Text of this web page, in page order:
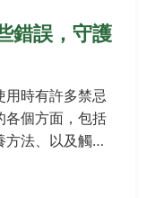
錯誤，守護
用時有許多禁忌
各個方面，包括
法、以及觸犯
問答環節，解
珠借給別人會